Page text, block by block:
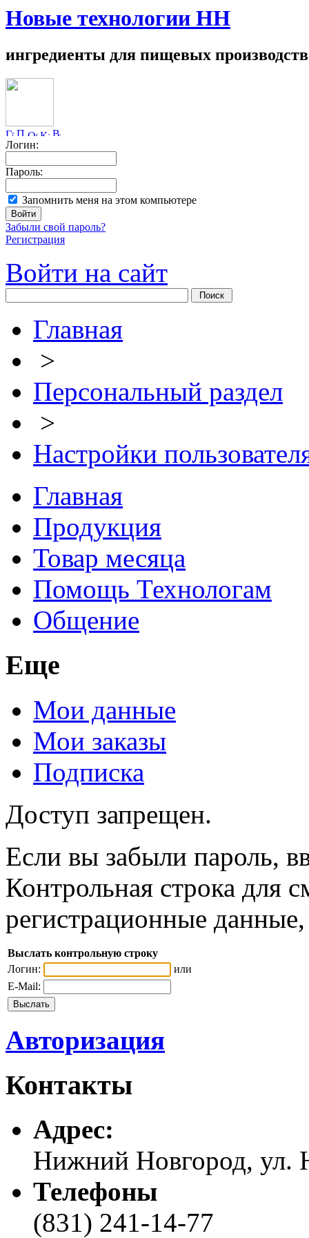
Новые технологии НН
ингредиенты для пищевых производств
Логин:
Пароль:
Запомнить меня на этом компьютере
Забыли свой пароль?
Регистрация
Войти на сайт
Главная
>
Персональный раздел
>
Настройки
Главная
Продукция
Товар месяца
Помощь Технологам
Общение
Еще
Мои данные
Мои заказы
Подписка
Доступ запрещен.
Если вы забыли пароль,
Контрольная строка для
регистрационные
Выслать контрольную строку
Логин:
или
E-Mail:
Авторизация
Контакты
Адреc:
Нижний Новгород, ул.
Телефоны
(831) 241-14-77